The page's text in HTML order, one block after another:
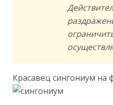
Красавец сингониум на